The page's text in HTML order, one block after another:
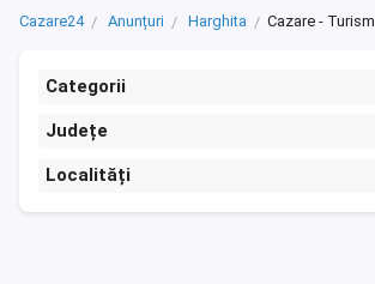
Cazare24 Anunțuri Harghita Cazare - Turism
Categorii
Județe
Localități